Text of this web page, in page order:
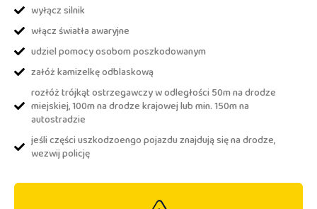
wyłącz silnik
włącz światła awaryjne
udziel pomocy osobom poszkodowanym
załóż kamizelkę odblaskową
rozłóż trójkąt ostrzegawczy w odległości 50m na drodze
miejskiej, 100m na drodze krajowej lub min. 150m na
autostradzie
jeśli części uszkodzoengo pojazdu znajdują się na drodze,
wezwij policję